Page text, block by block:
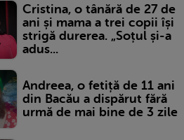
Cristina, o tânără de 27 de
ani și mama a trei copii își
strigă durerea. „Soțul și-a
adus...
Andreea, o fetiță de 11 ani
din Bacău a dispărut fără
urmă de mai bine de 3 zile